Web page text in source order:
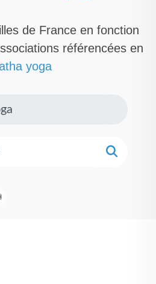
de France en fonction
référencées en
yoga